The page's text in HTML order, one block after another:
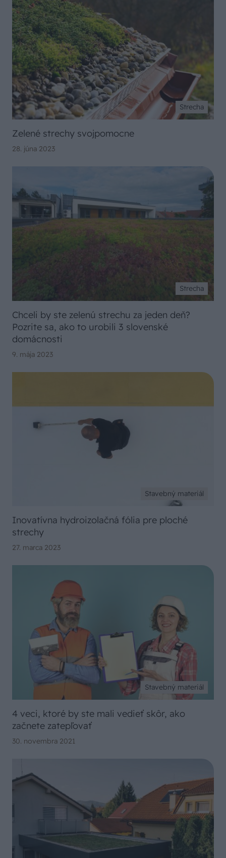
Strecha
Zelené strechy svojpomocne
28. júna 2023
Strecha
Chceli by ste zelenú strechu za jeden deň?
Pozrite sa, ako to urobili 3 slovenské
domácnosti
9. mája 2023
Stavebný materiál
Inovatívna hydroizolačná fólia pre ploché
strechy
27. marca 2023
Stavebný materiál
4 veci, ktoré by ste mali vedieť skôr, ako
začnete zatepľovať
30. novembra 2021